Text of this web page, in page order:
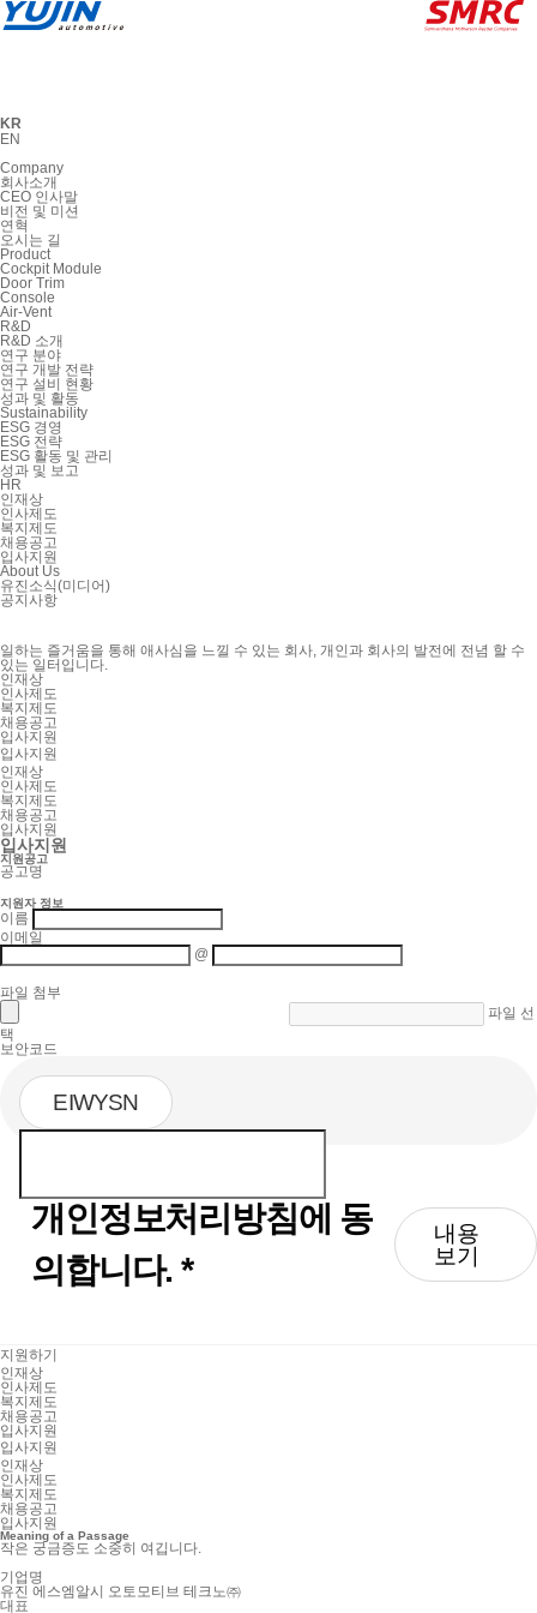
KR
EN
Company
회사소개
CEO 인사말
비전 및 미션
연혁
오시는 길
Product
Cockpit Module
Door Trim
Console
Air-Vent
R&D
R&D 소개
연구 분야
연구 개발 전략
연구 설비 현황
성과 및 활동
Sustainability
ESG 경영
ESG 전략
ESG 활동 및 관리
성과 및 보고
HR
인재상
인사제도
복지제도
채용공고
입사지원
About Us
유진소식(미디어)
공지사항
일하는 즐거움을 통해 애사심을 느낄 수 있는 회사, 개인과 회사의 발전에 전념 할 수
있는 일터입니다.
인재상
인사제도
복지제도
채용공고
입사지원
입사지원
인재상
인사제도
복지제도
채용공고
입사지원
입사지원
지원공고
공고명
지원자 정보
이름
이메일
@
파일 첨부
파일 선
택
보안코드
EIWYSN
개인정보처리방침에 동
의합니다.*
내용
보기
지원하기
인재상
인사제도
복지제도
채용공고
입사지원
입사지원
인재상
인사제도
복지제도
채용공고
입사지원
Meaning of a Passage
작은 궁금증도 소중히 여깁니다.
기업명
유진 에스엠알시 오토모티브 테크노㈜
대표